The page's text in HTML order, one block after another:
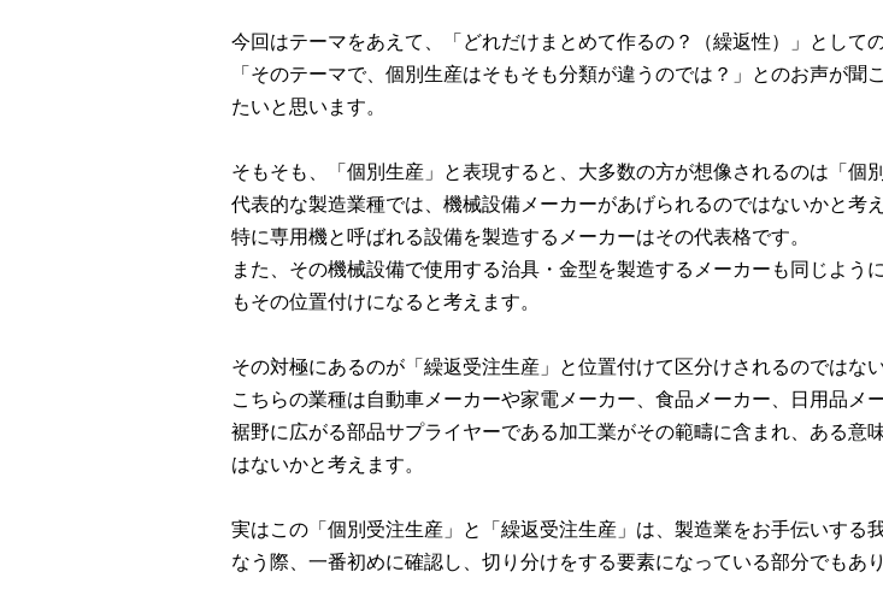
今回はテーマをあえて、「どれだけまとめて作るの？（繰返性）」として
「そのテーマで、個別生産はそもそも分類が違うのでは？」とのお声が
たいと思います。
そもそも、「個別生産」と表現すると、大多数の方が想像されるのは「個
代表的な製造業種では、機械設備メーカーがあげられるのではないかと考え
特に専用機と呼ばれる設備を製造するメーカーはその代表格です。
また、その機械設備で使用する治具・金型を製造するメーカーも同じよ
もその位置付けになると考えます。
その対極にあるのが「繰返受注生産」と位置付けて区分けされるのではな
こちらの業種は自動車メーカーや家電メーカー、食品メーカー、日用品
裾野に広がる部品サプライヤーである加工業がその範疇に含まれ、ある
はないかと考えます。
実はこの「個別受注生産」と「繰返受注生産」は、製造業をお手伝いする
なう際、一番初めに確認し、切り分けをする要素になっている部分でもあり